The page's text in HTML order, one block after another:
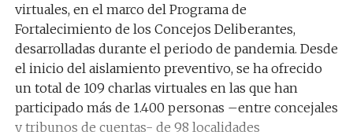
virtuales, en el marco del Programa de
Fortalecimiento de los Concejos Deliberantes,
desarrolladas durante el periodo de pandemia. Desde
el inicio del aislamiento preventivo, se ha ofrecido
un total de 109 charlas virtuales en las que han
participado más de 1.400 personas –entre concejales
y tribunos de cuentas- de 98 localidades